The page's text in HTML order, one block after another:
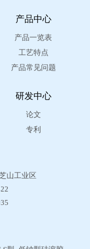
产品中心
产品一览表
工艺特点
产品常见问题
研发中心
论文
专利
山工业区